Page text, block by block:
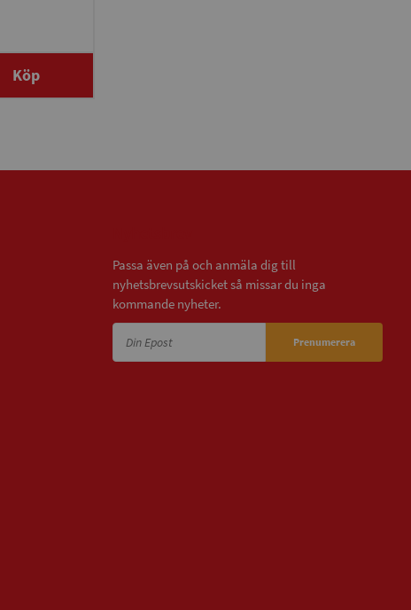
Köp
Passa även på och anmäla dig till
nyhetsbrevsutskicket så missar du inga
kommande nyheter.
Prenumerera